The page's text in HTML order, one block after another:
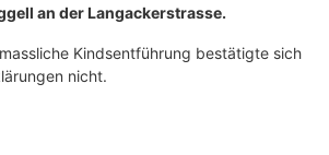
an der Langackerstrasse.
Kindsentführung bestätigte sich
nicht.